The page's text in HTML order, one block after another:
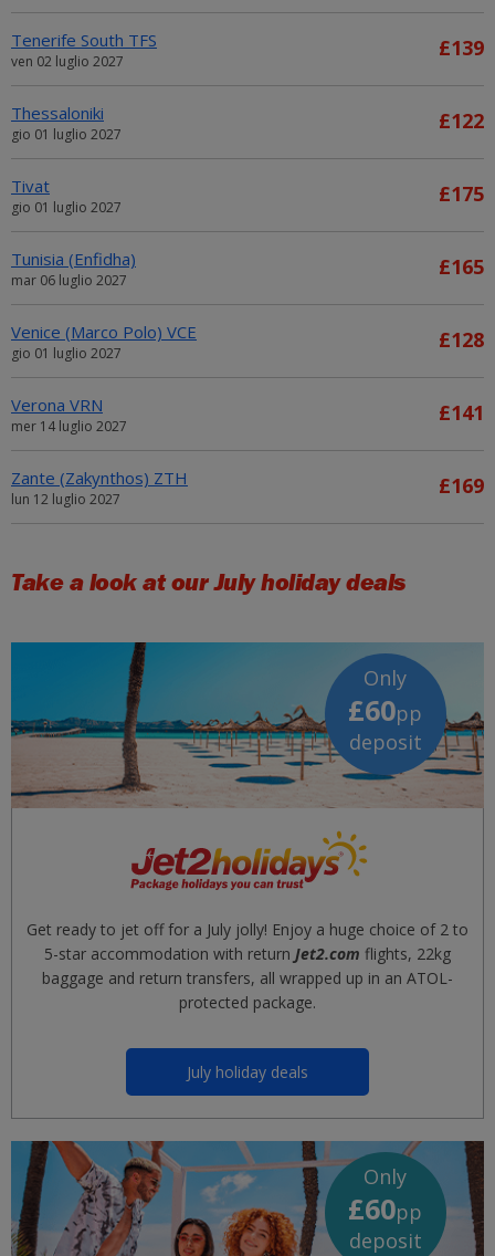
Tenerife South TFS
ven 02 luglio 2027
£139
Thessaloniki
gio 01 luglio 2027
£122
Tivat
gio 01 luglio 2027
£175
Tunisia (Enfidha)
mar 06 luglio 2027
£165
Venice (Marco Polo) VCE
gio 01 luglio 2027
£128
Verona VRN
mer 14 luglio 2027
£141
Zante (Zakynthos) ZTH
lun 12 luglio 2027
£169
Take a look at our July holiday deals
Only
£60pp
deposit
Get ready to jet off for a July jolly! Enjoy a huge choice of 2 to
5-star accommodation with return Jet2.com flights, 22kg
baggage and return transfers, all wrapped up in an ATOL-
protected package.
July holiday deals
Only
£60pp
deposit